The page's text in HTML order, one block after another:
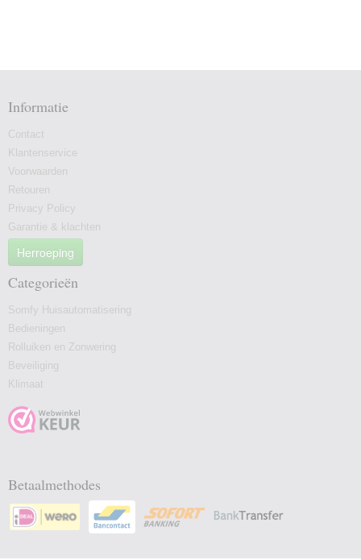
Informatie
Contact
Klantenservice
Voorwaarden
Retouren
Privacy Policy
Garantie & klachten
Herroeping
Categorieën
Somfy Huisautomatisering
Bedieningen
Rolluiken en Zonwering
Beveiliging
Klimaat
Betaalmethodes